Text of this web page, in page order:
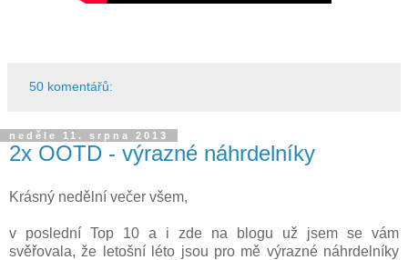
50 komentářů:
neděle 11. srpna 2013
2x OOTD - výrazné náhrdelníky
Krásný nedělní večer všem,
v poslední Top 10 a i zde na blogu už jsem se vám
svěřovala, že letošní léto jsou pro mě výrazné náhrdelníky